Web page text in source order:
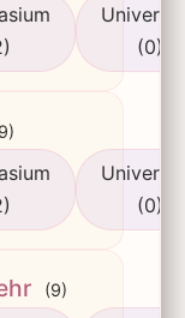
(0)
(0)
(9)